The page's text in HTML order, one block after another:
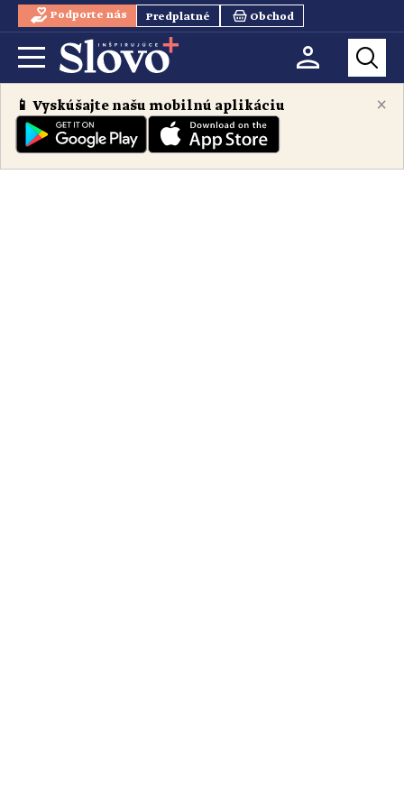
Podporte nás Predplatné Obchod
×
📱 Vyskúšajte našu mobilnú aplikáciu